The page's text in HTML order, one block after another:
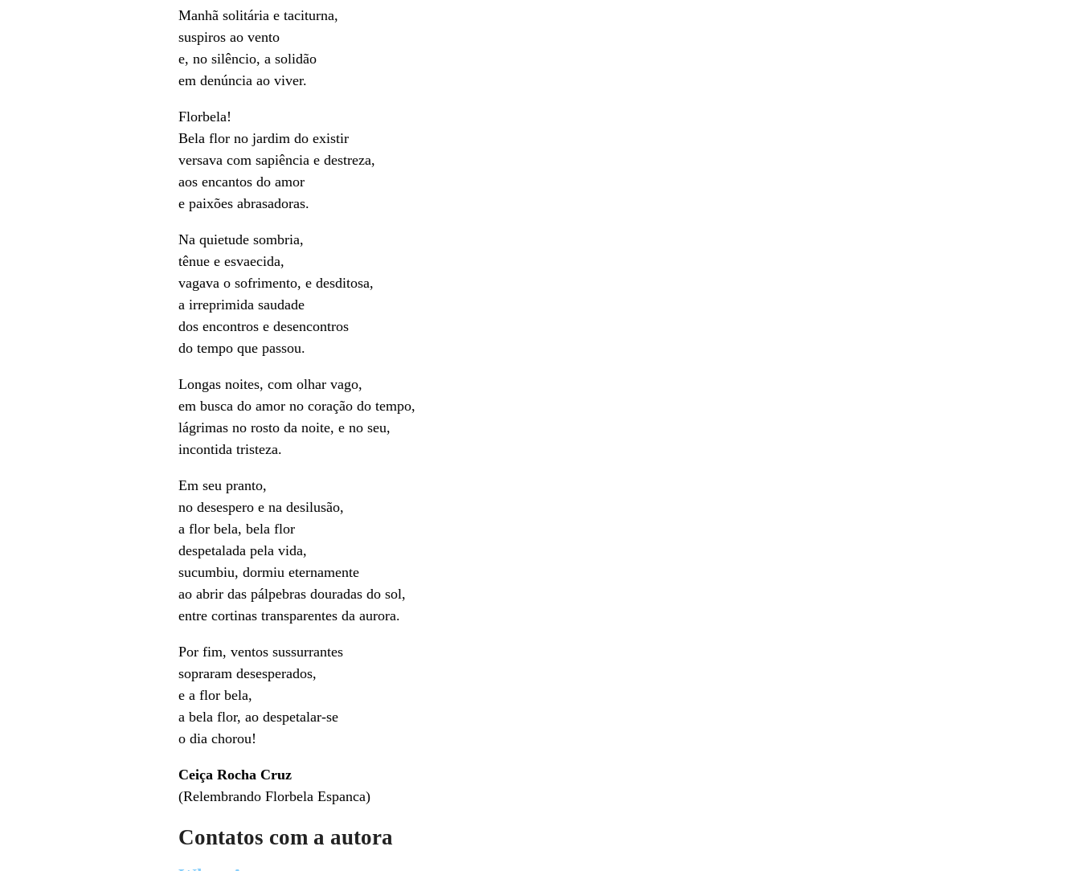
Manhã solitária e taciturna,
suspiros ao vento
e, no silêncio, a solidão
em denúncia ao viver.
Florbela!
Bela flor no jardim do existir
versava com sapiência e destreza,
aos encantos do amor
e paixões abrasadoras.
Na quietude sombria,
tênue e esvaecida,
vagava o sofrimento, e desditosa,
a irreprimida saudade
dos encontros e desencontros
do tempo que passou.
Longas noites, com olhar vago,
em busca do amor no coração do tempo,
lágrimas no rosto da noite, e no seu,
incontida tristeza.
Em seu pranto,
no desespero e na desilusão,
a flor bela, bela flor
despetalada pela vida,
sucumbiu, dormiu eternamente
ao abrir das pálpebras douradas do sol,
entre cortinas transparentes da aurora.
Por fim, ventos sussurrantes
sopraram desesperados,
e a flor bela,
a bela flor, ao despetalar-se
o dia chorou!
Ceiça Rocha Cruz
(Relembrando Florbela Espanca)
Contatos com a autora